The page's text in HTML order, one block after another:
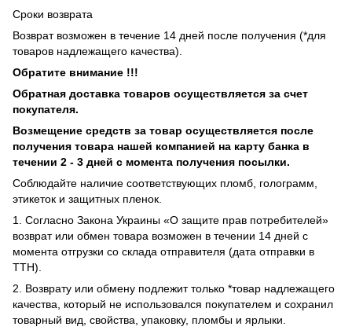
Сроки возврата
Возврат возможен в течение 14 дней после получения (*для
товаров надлежащего качества).
Обратите внимание !!!
Обратная доставка товаров осуществляется за счет
покупателя.
Возмещение средств за товар осуществляется после
получения товара нашей компанией на карту банка в
течении 2 - 3 дней с момента получения посылки.
Соблюдайте наличие соответствующих пломб, голограмм,
этикеток и защитных пленок.
1. Согласно Закона Украины «О защите прав потребителей»
возврат или обмен товара возможен в течении 14 дней с
момента отгрузки со склада отправителя (дата отправки в
ТТН).
2. Возврату или обмену подлежит только *товар надлежащего
качества, который не использовался покупателем и сохранил
товарный вид, свойства, упаковку, пломбы и ярлыки.